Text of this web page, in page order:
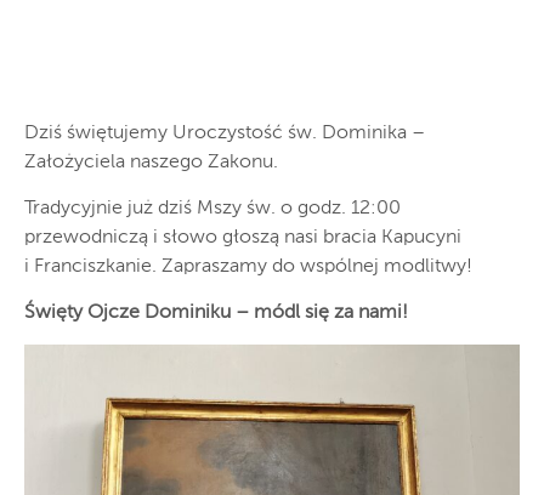
Dziś świętujemy Uroczystość św. Dominika –
Założyciela naszego Zakonu.
Tradycyjnie już dziś Mszy św. o godz. 12:00
przewodniczą i słowo głoszą nasi bracia Kapucyni
i Franciszkanie. Zapraszamy do wspólnej modlitwy!
Święty Ojcze Dominiku – módl się za nami!